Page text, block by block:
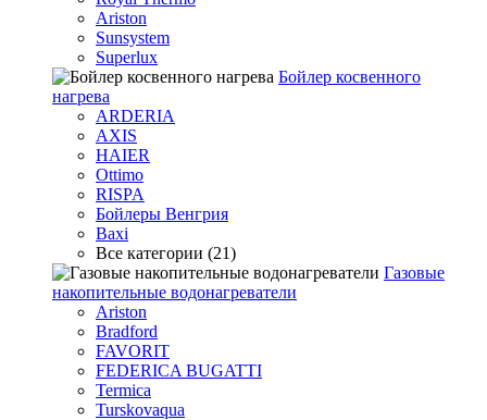
Ariston
Sunsystem
Superlux
Бойлер косвенного
нагрева
ARDERIA
AXIS
HAIER
Ottimo
RISPA
Бойлеры Венгрия
Baxi
Все категории (21)
Газовые
накопительные водонагреватели
Ariston
Bradford
FAVORIT
FEDERICA BUGATTI
Termica
Turskovaqua